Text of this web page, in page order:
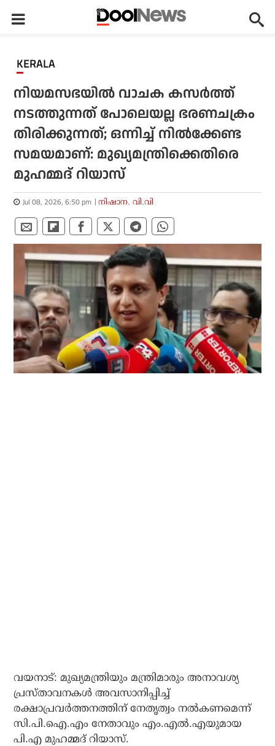
KERALA
നിയമസഭയില്‍ വാചക കസര്‍ത്ത്
നടത്തുന്നത് പോലെയല്ല ഭരണചക്രം
തിരിക്കുന്നത്; ഒന്നിച്ച് നില്‍ക്കേണ്ട
സമയമാണ്: മുഖ്യമന്ത്രിക്കെതിരെ
മുഹമ്മദ് റിയാസ്
Jul 08, 2026, 6:50 pm നിഷാന. വി.വി
വയനാട്: മുഖ്യമന്ത്രിയും മന്ത്രിമാരും അനാവശ്യ
പ്രസ്താവനകള്‍ അവസാനിപ്പിച്ച്
രക്ഷാപ്രവര്‍ത്തനത്തിന് നേതൃത്വം നല്‍കണമെന്ന്
സി.പി.ഐ.എം നേതാവും എം.എല്‍.എയുമായ
പി.എ മുഹമ്മദ് റിയാസ്.